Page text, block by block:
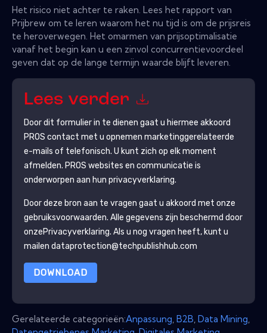
Het risico niet achter te raken. Lees het rapport van
Prijbrew om te leren waarom het nu tijd is om de prijsreis
te heroverwegen. Het omarmen van prijsoptimalisatie
vanaf het begin kan u een zinvol concurrentievoordeel
geven dat op de lange termijn waarde blijft leveren.
Lees verder
Door dit formulier in te dienen gaat u hiermee akkoord
PROS contact met u opnemen marketinggerelateerde
e-mails of telefonisch. U kunt zich op elk moment
afmelden. PROS websites en communicatie is
onderworpen aan hun privacyverklaring.
Door deze bron aan te vragen gaat u akkoord met onze
gebruiksvoorwaarden. Alle gegevens zijn beschermd door
onzePrivacyverklaring. Als u nog vragen heeft, kunt u
mailen dataprotection@techpublishhub.com
DOWNLOAD
Gerelateerde categorieën:Anpassung B2B Data Mining